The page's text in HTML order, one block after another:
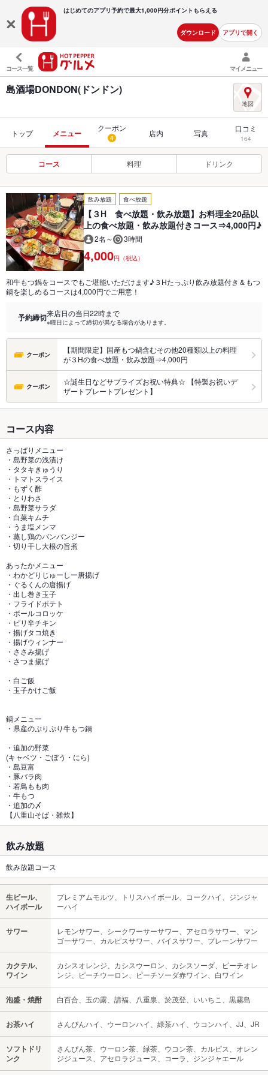
はじめてのアプリ予約で最大1,000円分ポイントもらえる
ダウンロード アプリで開く
コース一覧 マイメニュー
島酒場DONDON(ドンドン)
トップ メニュー
クーポン
4 店内 写真 口コミ
164
コース 料理 ドリンク
飲み放題 食べ放題
【３H 食べ放題・飲み放題】お料理全20品以
上の食べ放題・飲み放題付きコース⇒4,000円♪
2名～ 3時間
4,000円（税込）
和牛もつ鍋をコースでもご堪能いただけます♪３Hたっぷり飲み放題付き＆もつ
鍋を楽しめるコースは4,000円でご用意！
予約締切来店日の当日22時まで
※曜日によって締切が異なる場合があります。
クーポン
【期間限定】国産もつ鍋含むその他20種類以上の料理
が３Hの食べ放題・飲み放題⇒4,000円
クーポン
☆誕生日などサプライズお祝い特典☆ 【特製お祝いデ
ザートプレートプレゼント】
コース内容
さっぱりメニュー
・島野菜の浅漬け
・タタキきゅうり
・トマトスライス
・もずく酢
・とりわさ
・島野菜サラダ
・白菜キムチ
・うま塩メンマ
・蒸し鶏のバンバンジー
・切り干し大根の旨煮
あったかメニュー
・わかどりじゅーしー唐揚げ
・ぐるくんの唐揚げ
・出し巻き玉子
・フライドポテト
・ボールコロッケ
・ピリ辛チキン
・揚げタコ焼き
・揚げウィンナー
・ささみ揚げ
・さつま揚げ
・白ご飯
・玉子かけご飯
鍋メニュー
・県産のぷりぷり牛もつ鍋
・追加の野菜
(キャベツ・ごぼう・にら)
・島豆富
・豚バラ肉
・若鳥もも肉
・牛もつ
・追加の〆
【八重山そば・雑炊】
飲み放題
飲み放題コース
生ビール、
ハイボール
プレミアムモルツ、トリスハイボール、コークハイ、ジンジャ
ーハイ
サワー
レモンサワー、シークワーサーサワー、アセロラサワー、マン
ゴーサワー、カルピスサワー、バイスサワー、プレーンサワー
カクテル、
ワイン
カシスオレンジ、カシスウーロン、カシスソーダ、ピーチオレ
ンジ、ピーチウーロン、ピーチソーダ赤ワイン、白ワイン
泡盛・焼酎 白百合、玉の露、請福、八重泉、於茂登、いいちこ、黒霧島
お茶ハイ さんぴんハイ、ウーロンハイ、緑茶ハイ、ウコンハイ、JJ、JR
ソフトドリ
ンク
さんぴん茶、ウーロン茶、緑茶、ウコン茶、カルピス、オレン
ジジュース、アセロラジュース、コーラ、ジンジャエール